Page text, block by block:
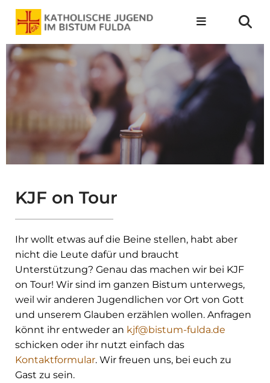
KJF on Tour
Ihr wollt etwas auf die Beine stellen, habt aber
nicht die Leute dafür und braucht
Unterstützung? Genau das machen wir bei KJF
on Tour! Wir sind im ganzen Bistum unterwegs,
weil wir anderen Jugendlichen vor Ort von Gott
und unserem Glauben erzählen wollen. Anfragen
könnt ihr entweder an kjf@bistum-fulda.de
schicken oder ihr nutzt einfach das
Kontaktformular. Wir freuen uns, bei euch zu
Gast zu sein.